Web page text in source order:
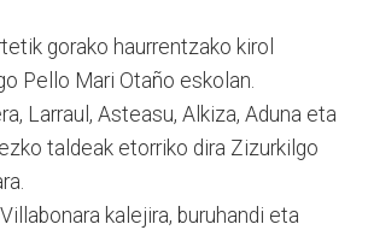
gorako haurrentzako kirol
Pello Mari Otaño eskolan.
Larraul, Asteasu, Alkiza, Aduna eta
taldeak etorriko dira Zizurkilgo
kalejira, buruhandi eta